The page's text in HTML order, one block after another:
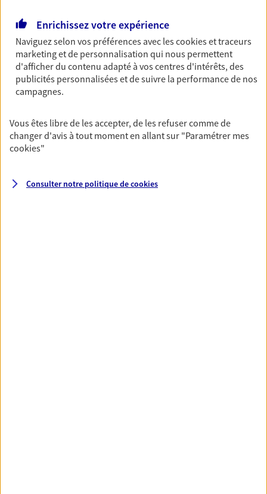
notre solution PER (Plan Epargne Retraite)
spécialement conçue pour la retraite.
Santé
Couvrez vos dépenses de santé ainsi que celles de
votre famille avec la complémentaire santé qui
Prévoyance
d'accident ou de maladie en optant pour les
Enrichissez votre expérience
Naviguez selon vos préférences avec lescookies et traceurs
marketing et de personnalisation qui nous permettent
d'afficher du contenu adapté à vos centres d'intérêts, des
publicités personnalisées et de suivre la performance de nos
campagnes.
Vous êtes libre de les accepter, de les refuser comme de
changer d'avis à tout moment en allant sur "Paramétrer mes
cookies"
Consulter notre politique decookies